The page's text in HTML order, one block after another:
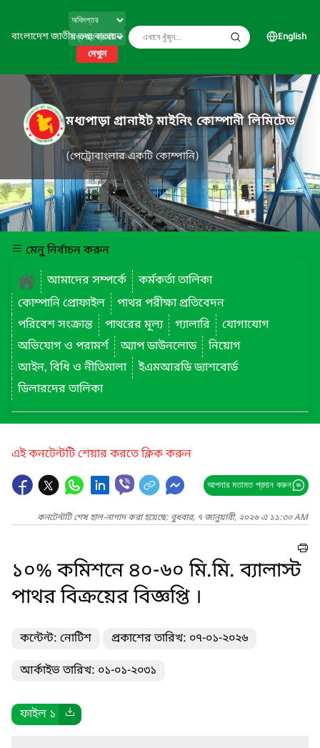
বাংলাদেশ জাতীয় তথ্য বাতায়ন
দেখুন
English
মধ্যপাড়া গ্রানাইট মাইনিং কোম্পানী লিমিটেড
(পেট্রোবাংলার একটি কোম্পানি)
মেনু নির্বাচন করুন
আমাদের সম্পর্কে
কর্মকর্তা তালিকা
কোম্পানি প্রোফাইল
পাথর পরীক্ষা প্রতিবেদন
পরিবেশ সংক্রান্ত
পাথরের মূল্য গ্যালারি
যোগাযোগ
অভিযোগ ও পরামর্শ
অ্যাপ ডাউনলোড
নিয়োগ
আইন, বিধি ও নীতিমালা
ইএমআরডি ড্যাশবোর্ড
ডিলারদের তালিকা
এই কনটেন্টটি শেয়ার করতে ক্লিক করুন
আপনার মতামত প্রদান করুন
কনটেন্টটি শেষ হাল-নাগাদ করা হয়েছে: বুধবার, ৭ জানুয়ারী, ২০২৬ এ ১১:৩০ AM
১০% কমিশনে ৪০-৬০ মি.মি. ব্যালাস্ট
পাথর বিক্রয়ের বিজ্ঞপ্তি ।
কন্টেন্ট: নোটিশ প্রকাশের তারিখ: ০৭-০১-২০২৬
আর্কাইভ তারিখ: ০১-০১-২০৩১
ফাইল ১